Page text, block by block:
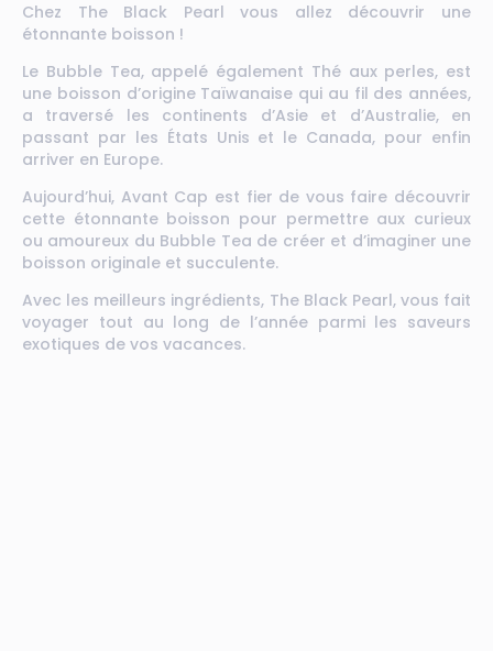
Chez The Black Pearl vous allez découvrir une
étonnante boisson !
Le Bubble Tea, appelé également Thé aux perles, est
une boisson d’origine Taïwanaise qui au fil des années,
a traversé les continents d’Asie et d’Australie, en
passant par les États Unis et le Canada, pour enfin
arriver en Europe.
Aujourd’hui, Avant Cap est fier de vous faire découvrir
cette étonnante boisson pour permettre aux curieux
ou amoureux du Bubble Tea de créer et d’imaginer une
boisson originale et succulente.
Avec les meilleurs ingrédients, The Black Pearl, vous fait
voyager tout au long de l’année parmi les saveurs
exotiques de vos vacances.